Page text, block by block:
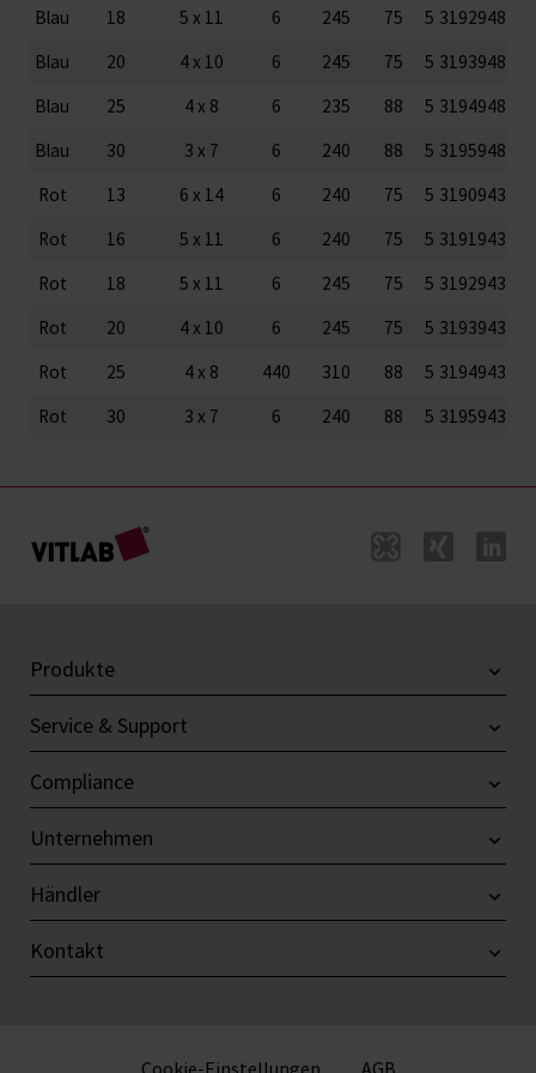
Blau
18 5 x 11 6 245 75 5 3192948
Blau
20 4 x 10 6 245 75 5 3193948
Blau
25 4 x 8 6 235 88 5 3194948
Blau
30 3 x 7 6 240 88 5 3195948
Rot
13 6 x 14 6 240 75 5 3190943
Rot
16 5 x 11 6 240 75 5 3191943
Rot
18 5 x 11 6 245 75 5 3192943
Rot
20 4 x 10 6 245 75 5 3193943
Rot
25 4 x 8 440 310 88 5 3194943
Rot
30 3 x 7 6 240 88 5 3195943
Produkte
Service & Support
Compliance
Unternehmen
Händler
Kontakt